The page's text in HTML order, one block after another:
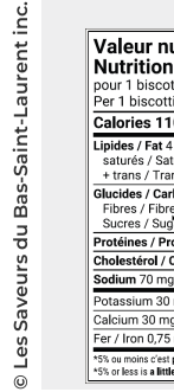
© Les Saveurs du Bas-Saint-Laurent inc.